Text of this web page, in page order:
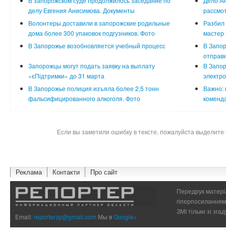
делу Евгения Анисимова. Документы
Волонтеры доставили в запорожские родильные
дома более 300 упаковок подгузников. Фото
Разбил
мастер
В Запорожье возобновляется учебный процесс
В
Запорожцы могут подать заявку на выплату
«єПідтримки» до 31 марта
В
В Запорожье полиция изъяла более 2,5 тонн
фальсифицированного алкоголя. Фото
Важно:
Если вы заметили ошибку в тексте, пожалуйста
Реклама Контакти Про сайт
Email:reporterzp@gmail.com Мы вGoogle+
Передрук
ЗМІ тільки зі